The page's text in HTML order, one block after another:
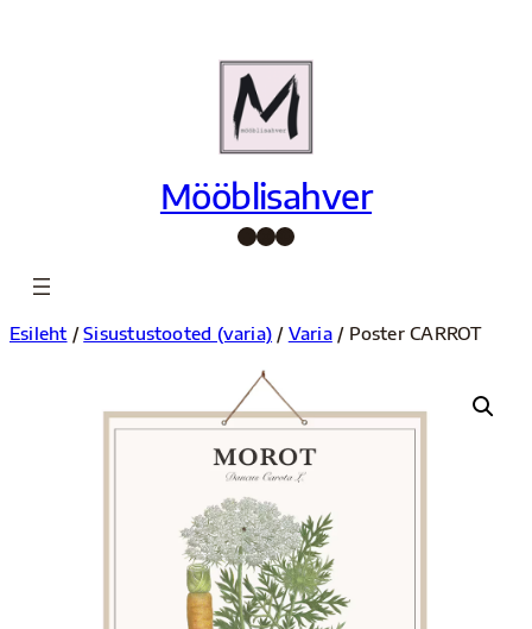
Mööblisahver
Facebook InstagramPinterest
Esileht /Sisustustooted (varia) / Varia/ Poster CARROT